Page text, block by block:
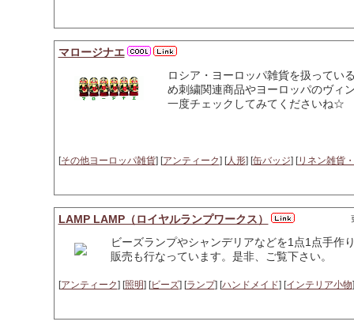
マロージナエ
ロシア・ヨーロッパ雑貨を扱ってい
め刺繍関連商品やヨーロッパのヴィ
一度チェックしてみてくださいね☆
[その他ヨーロッパ雑貨] [アンティーク] [人形] [缶バッジ] [リネン雑貨
LAMP LAMP（ロイヤルランプワークス）
ビーズランプやシャンデリアなどを1点1点手作
販売も行なっています。是非、ご覧下さい。
[アンティーク] [照明] [ビーズ] [ランプ] [ハンドメイド] [インテリア小物]